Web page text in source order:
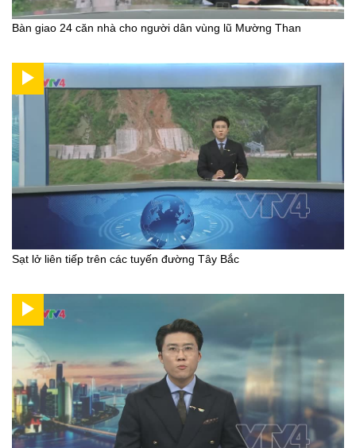
Bàn giao 24 căn nhà cho người dân vùng lũ Mường Than
Sạt lở liên tiếp trên các tuyến đường Tây Bắc